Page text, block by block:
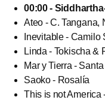
00:00 -
Ateo - C. Tangana,
Inevitable - Camilo
Linda - Tokischa &
Mar y Tierra -
Saoko - Rosalía
This is not America